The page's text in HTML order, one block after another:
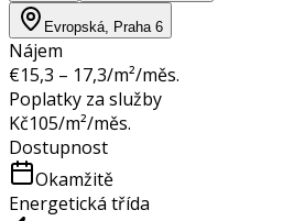
Evropská, Praha 6
Nájem
€15,3 – 17,3/m²/měs.
Poplatky za služby
Kč105/m²/měs.
Dostupnost
Okamžitě
Energetická třída